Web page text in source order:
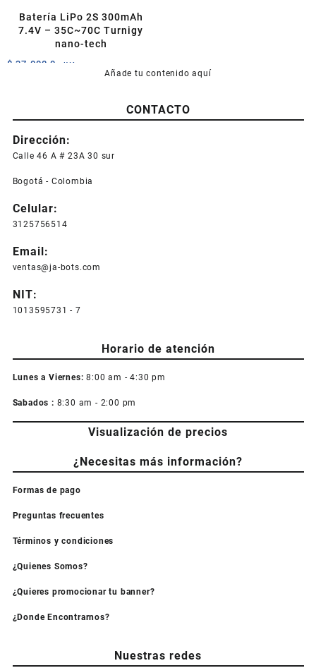
Batería LiPo 2S 300mAh
7.4V – 35C~70C Turnigy
nano-tech
$ 37.000,0 +IVA
Añade tu contenido aquí
CONTACTO
Dirección:
Calle 46 A # 23A 30 sur
Bogotá - Colombia
Celular:
3125756514
Email:
ventas@ja-bots.com
NIT:
1013595731 - 7
Horario de atención
Lunes a Viernes: 8:00 am - 4:30 pm
Sabados : 8:30 am - 2:00 pm
Visualización de precios
¿Necesitas más información?
Formas de pago
Preguntas frecuentes
Términos y condiciones
¿Quienes Somos?
¿Quieres promocionar tu banner?
¿Donde Encontrarnos?
Nuestras redes